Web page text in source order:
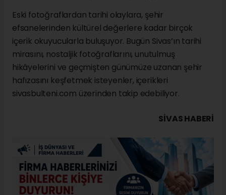
Eski fotoğraflardan tarihi olaylara, şehir
efsanelerinden kültürel değerlere kadar birçok
içerik okuyucularla buluşuyor. Bugün Sivas’ın tarihi
mirasını, nostaljik fotoğraflarını, unutulmuş
hikâyelerini ve geçmişten günümüze uzanan şehir
hafızasını keşfetmek isteyenler, içerikleri
sivasbulteni.com üzerinden takip edebiliyor.
SIVAS HABERİ